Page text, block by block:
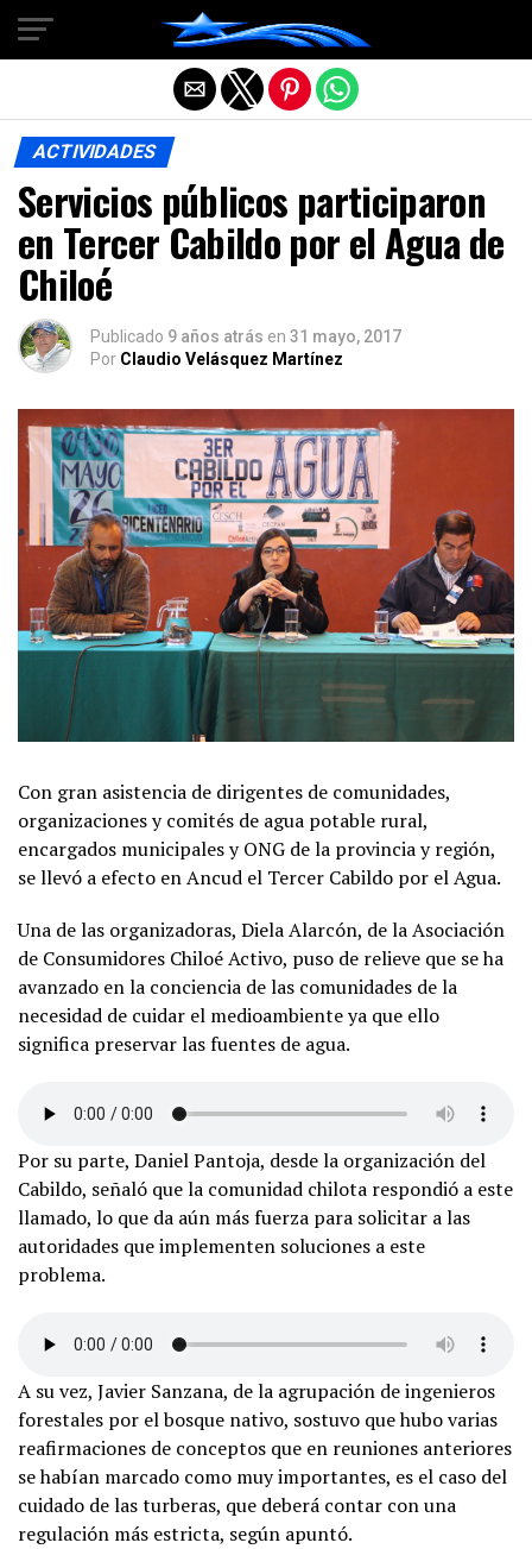
ACTIVIDADES
Servicios públicos participaron
en Tercer Cabildo por el Agua de
Chiloé
Publicado 9 años atrás en 31 mayo, 2017
Por Claudio Velásquez Martínez
Con gran asistencia de dirigentes de comunidades,
organizaciones y comités de agua potable rural,
encargados municipales y ONG de la provincia y región,
se llevó a efecto en Ancud el Tercer Cabildo por el Agua.
Una de las organizadoras, Diela Alarcón, de la Asociación
de Consumidores Chiloé Activo, puso de relieve que se ha
avanzado en la conciencia de las comunidades de la
necesidad de cuidar el medioambiente ya que ello
significa preservar las fuentes de agua.
Por su parte, Daniel Pantoja, desde la organización del
Cabildo, señaló que la comunidad chilota respondió a este
llamado, lo que da aún más fuerza para solicitar a las
autoridades que implementen soluciones a este
problema.
A su vez, Javier Sanzana, de la agrupación de ingenieros
forestales por el bosque nativo, sostuvo que hubo varias
reafirmaciones de conceptos que en reuniones anteriores
se habían marcado como muy importantes, es el caso del
cuidado de las turberas, que deberá contar con una
regulación más estricta, según apuntó.
Salir de la versión móvil